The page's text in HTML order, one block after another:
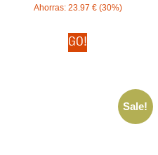
Ahorras: 23.97 € (30%)
GO!
Sale!